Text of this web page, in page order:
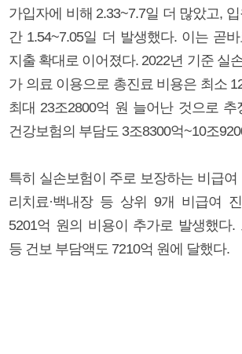
가입자에 비해 2.33~7.7일 더 많았고,
간 1.54~7.05일 더 발생했다. 이는 곧
지출 확대로 이어졌다. 2022년 기준 실
가 의료 이용으로 총진료 비용은 최소
최대 23조2800억 원 늘어난 것으로 추
건강보험의 부담도 3조8300억~10조
특히 실손보험이 주로 보장하는 비급여
리치료·백내장 등 상위 9개 비급여
5201억 원의 비용이 추가로 발생했다.
등 건보 부담액도 7210억 원에 달했다.